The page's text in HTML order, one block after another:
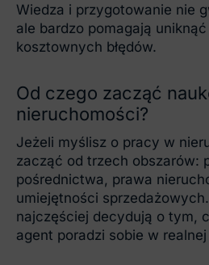
Wiedza i przygotowanie nie
ale bardzo pomagają
kosztownych błędów.
Od czego zacząć
nieruchomości?
Jeżeli myślisz o pracy w
zacząć od trzech obszarów:
pośrednictwa, prawa
umiejętności
najczęściej decydują o tym,
agent poradzi sobie w